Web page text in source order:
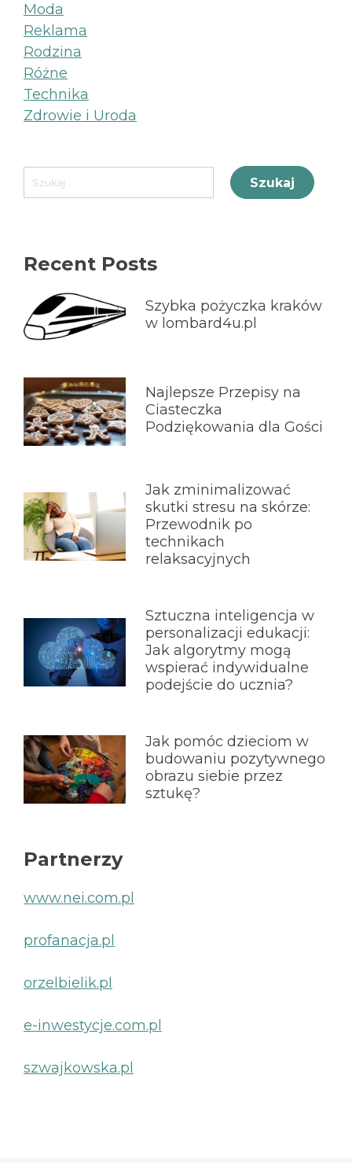
Moda
Reklama
Rodzina
Różne
Technika
Zdrowie i Uroda
Szukaj:
Recent Posts
Szybka pożyczka kraków
w lombard4u.pl
Najlepsze Przepisy na
Ciasteczka
Podziękowania dla Gości
Jak zminimalizować
skutki stresu na skórze:
Przewodnik po
technikach
relaksacyjnych
Sztuczna inteligencja w
personalizacji edukacji:
Jak algorytmy mogą
wspierać indywidualne
podejście do ucznia?
Jak pomóc dzieciom w
budowaniu pozytywnego
obrazu siebie przez
sztukę?
Partnerzy
www.nei.com.pl
profanacja.pl
orzelbielik.pl
e-inwestycje.com.pl
szwajkowska.pl